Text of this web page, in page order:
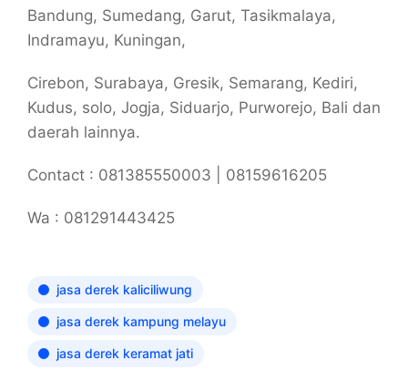
Bandung, Sumedang, Garut, Tasikmalaya,
Indramayu, Kuningan,
Cirebon, Surabaya, Gresik, Semarang, Kediri,
Kudus, solo, Jogja, Siduarjo, Purworejo, Bali dan
daerah lainnya.
Contact : 081385550003 | 08159616205
Wa : 081291443425
jasa derek kaliciliwung
jasa derek kampung melayu
jasa derek keramat jati